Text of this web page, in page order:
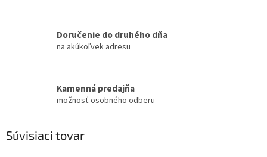
Doručenie do druhého dňa
na akúkoľvek adresu
Kamenná predajňa
možnosť osobného odberu
Súvisiaci tovar